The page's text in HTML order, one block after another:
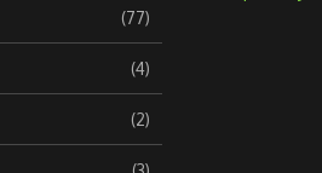
(77)
(4)
(2)